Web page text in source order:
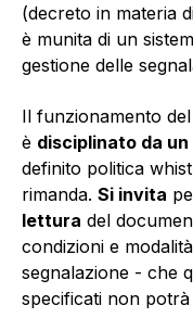
(decreto in materia
è munita di un
gestione delle
Il funzionamento
è disciplinato da
definito politica
rimanda. Si invita
lettura del
condizioni e
segnalazione - che
specificati non